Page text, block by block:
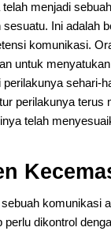
menjadi
Ini adalah
komunikasi.
untuk
perilakunya sehari-
perilakunya terus
telah
komunikasi
perlu dikontrol